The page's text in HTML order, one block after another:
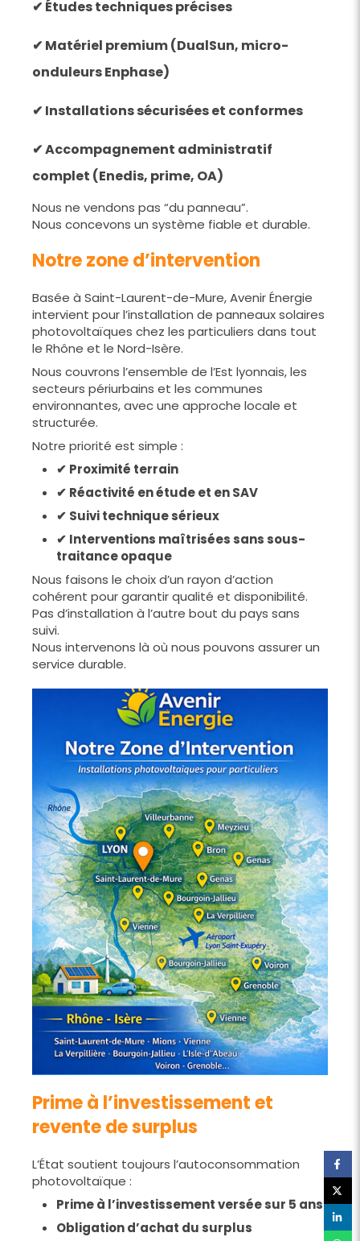
✔ Études techniques précises
✔ Matériel premium (DualSun, micro-
onduleurs Enphase)
✔ Installations sécurisées et conformes
✔ Accompagnement administratif
complet (Enedis, prime, OA)
Nous ne vendons pas “du panneau”.
Nous concevons un système fiable et durable.
Notre zone d’intervention
Basée à Saint-Laurent-de-Mure, Avenir Énergie
intervient pour l’installation de panneaux solaires
photovoltaïques chez les particuliers dans tout
le Rhône et le Nord-Isère.
Nous couvrons l’ensemble de l’Est lyonnais, les
secteurs périurbains et les communes
environnantes, avec une approche locale et
structurée.
Notre priorité est simple :
✔ Proximité terrain
✔ Réactivité en étude et en SAV
✔ Suivi technique sérieux
✔ Interventions maîtrisées sans sous-
traitance opaque
Nous faisons le choix d’un rayon d’action
cohérent pour garantir qualité et disponibilité.
Pas d’installation à l’autre bout du pays sans
suivi.
Nous intervenons là où nous pouvons assurer un
service durable.
Prime à l’investissement et
revente de surplus
L’État soutient toujours l’autoconsommation
photovoltaïque :
Prime à l’investissement versée sur 5 ans
Obligation d’achat du surplus